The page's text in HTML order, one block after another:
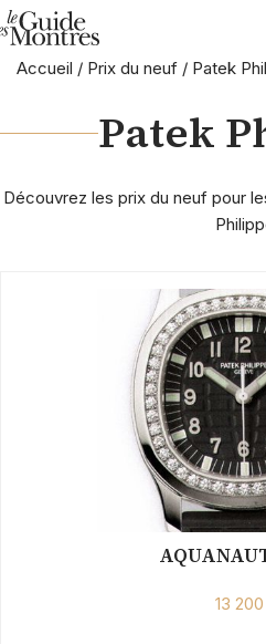
Accueil / Prix du neuf / Patek
Patek
Découvrez les prix du neuf pour
13